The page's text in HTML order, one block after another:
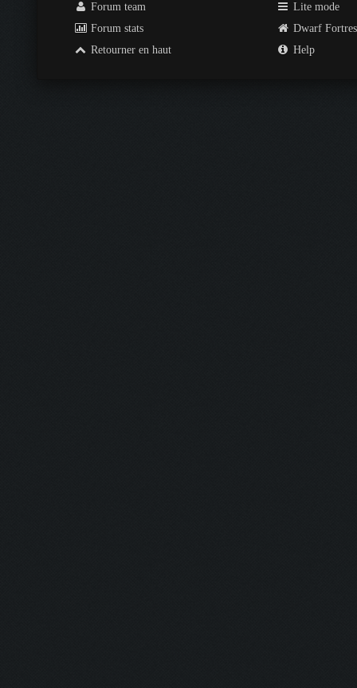
Forum team
Forum stats
Retourner en haut
Lite mode
Dwarf
Help